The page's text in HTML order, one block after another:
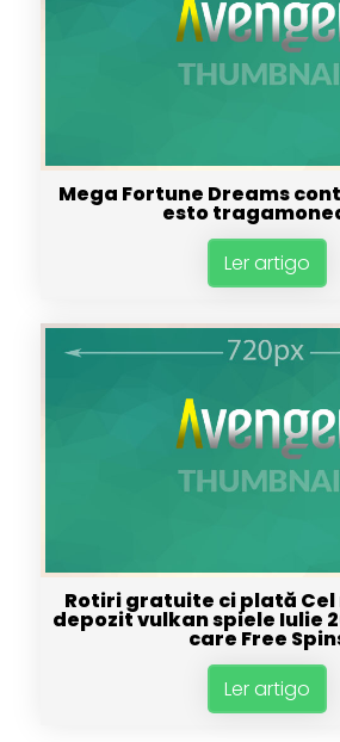
Mega Fortune Dreams
esto
Ler artigo
Rotiri gratuite ci plată Cel
depozit vulkan spiele Iulie
care Free
Ler artigo